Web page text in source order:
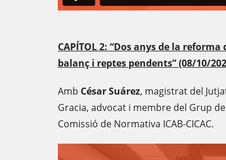
CAPÍTOL 2: “Dos anys de la
balanç i reptes pendents” (08/10/
Amb César Suárez, magistrat del
Gracia, advocat i membre del Grup
Comissió de Normativa ICAB-CICAC.